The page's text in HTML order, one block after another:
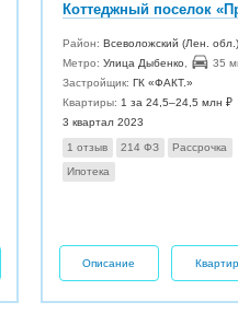
Район: Всеволожский (Лен. обл.)
Метро: Улица Дыбенко
35
Застройщик: ГК «ФАКТ.»
Квартиры: 1 за 24,5–24,5 млн ₽
3 квартал 2023
1 отзыв 214 ФЗ
Рассрочка
Ипотека
Описание